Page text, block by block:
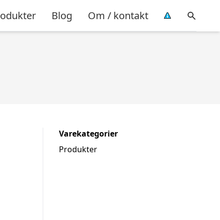
Blog Om / kontakt
Varekategorier
Produkter